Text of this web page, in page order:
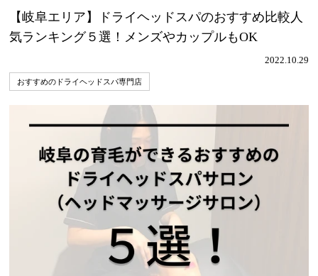
【岐阜エリア】ドライヘッドスパのおすすめ比較人
気ランキング５選！メンズやカップルもOK
2022.10.29
おすすめのドライヘッドスパ専門店